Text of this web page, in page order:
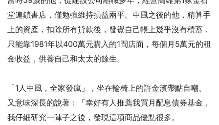
堂連鎖書店，僅勉強維持損益兩平。中風之後的他，精算手
上的資產，扣除所有貸款後，發覺自己帳上幾乎沒有積蓄，
只能靠1981年以400萬元購入的1間店面，每個月5萬元的租
金收益，供養自己和太太的餘生。
「1人中風，全家發瘋」，坐在輪椅上的許金濱帶點自嘲、
又意味深長的說著：「幸好有人推薦我買月配息債券基金，
我仔細研究一陣子之後，發現這項商品優點很多。